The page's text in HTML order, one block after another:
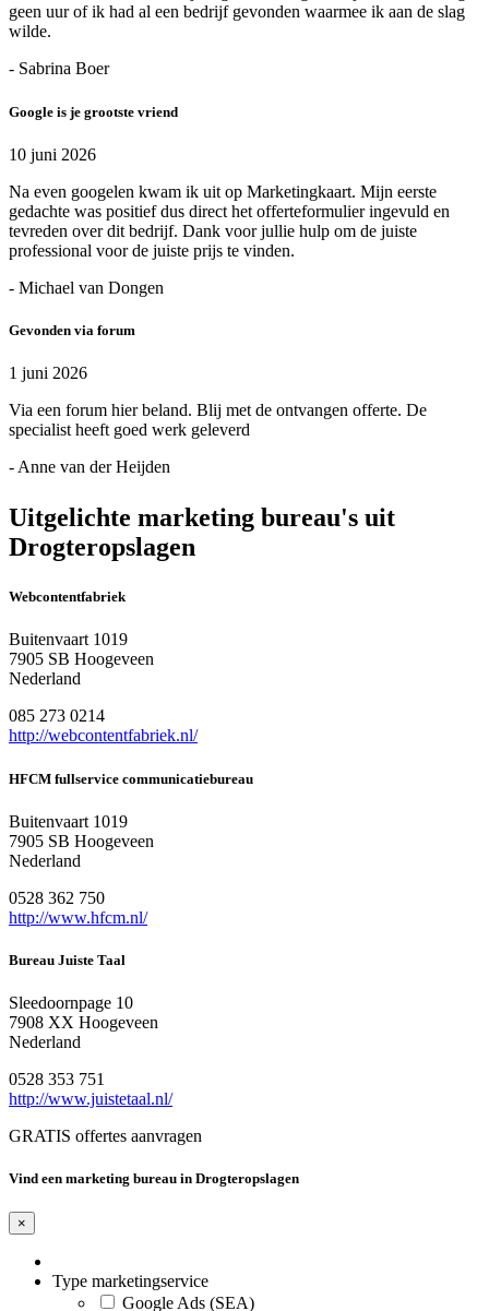
geen uur of ik had al een bedrijf gevonden waarmee ik aan de slag
wilde.
- Sabrina Boer
Google is je grootste vriend
10 juni 2026
Na even googelen kwam ik uit op Marketingkaart. Mijn eerste
gedachte was positief dus direct het offerteformulier ingevuld en
tevreden over dit bedrijf. Dank voor jullie hulp om de juiste
professional voor de juiste prijs te vinden.
- Michael van Dongen
Gevonden via forum
1 juni 2026
Via een forum hier beland. Blij met de ontvangen offerte. De
specialist heeft goed werk geleverd
- Anne van der Heijden
Uitgelichte marketing bureau's uit
Drogteropslagen
Webcontentfabriek
Buitenvaart 1019
7905 SB Hoogeveen
Nederland
085 273 0214
http://webcontentfabriek.nl/
HFCM fullservice communicatiebureau
Buitenvaart 1019
7905 SB Hoogeveen
Nederland
0528 362 750
http://www.hfcm.nl/
Bureau Juiste Taal
Sleedoornpage 10
7908 XX Hoogeveen
Nederland
0528 353 751
http://www.juistetaal.nl/
GRATIS offertes aanvragen
Vind een marketing bureau in Drogteropslagen
×
Type marketingservice
Google Ads (SEA)